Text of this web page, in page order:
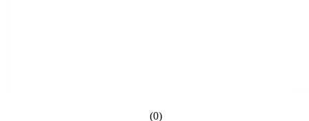
(0)